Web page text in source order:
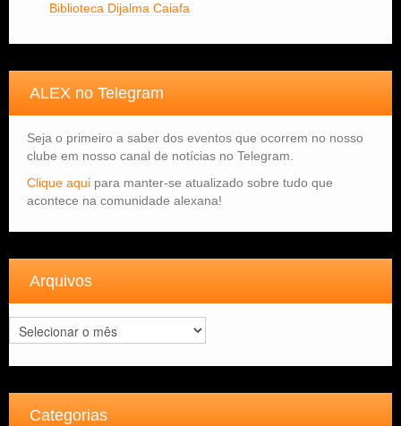
Biblioteca Dijalma Caiafa
ALEX no Telegram
Seja o primeiro a saber dos eventos que ocorrem no nosso
clube em nosso canal de notícias no Telegram.
Clique aqui para manter-se atualizado sobre tudo que
acontece na comunidade alexana!
Arquivos
Arquivos
Categorias